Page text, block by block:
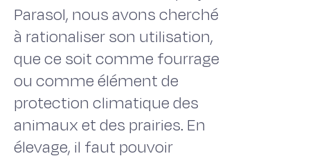
Parasol, nous avons cherché
à rationaliser son utilisation,
que ce soit comme fourrage
ou comme élément de
protection climatique des
animaux et des prairies. En
élevage, il faut pouvoir